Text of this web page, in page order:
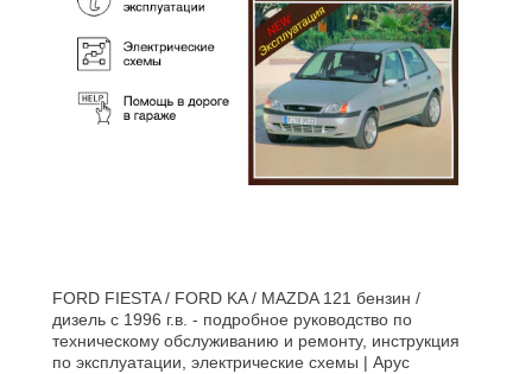
FORD FIESTA / FORD KA / MAZDA 121 бензин /
дизель с 1996 г.в. - подробное руководство по
техническому обслуживанию и ремонту, инструкция
по эксплуатации, электрические схемы | Арус